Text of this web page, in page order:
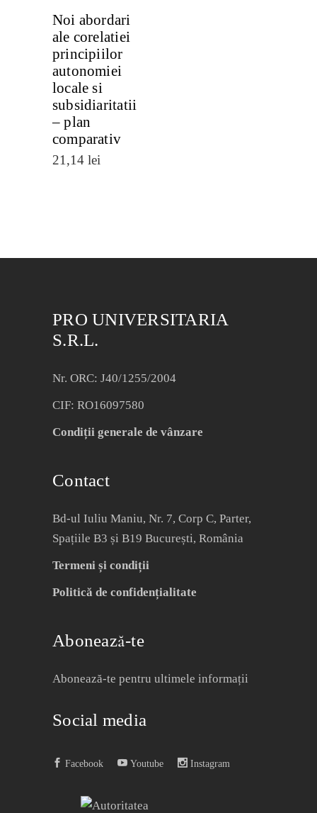
Noi abordari
ale corelatiei
principiilor
autonomiei
locale si
subsidiaritatii
– plan
comparativ
21,14 lei
PRO UNIVERSITARIA
S.R.L.
Nr. ORC: J40/1255/2004
CIF: RO16097580
Condiții generale de vânzare
Contact
Bd-ul Iuliu Maniu, Nr. 7, Corp C, Parter,
Spațiile B3 și B19 București, România
Termeni și condiții
Politică de confidențialitate
Abonează-te
Abonează-te pentru ultimele informații
Social media
Facebook Youtube Instagram